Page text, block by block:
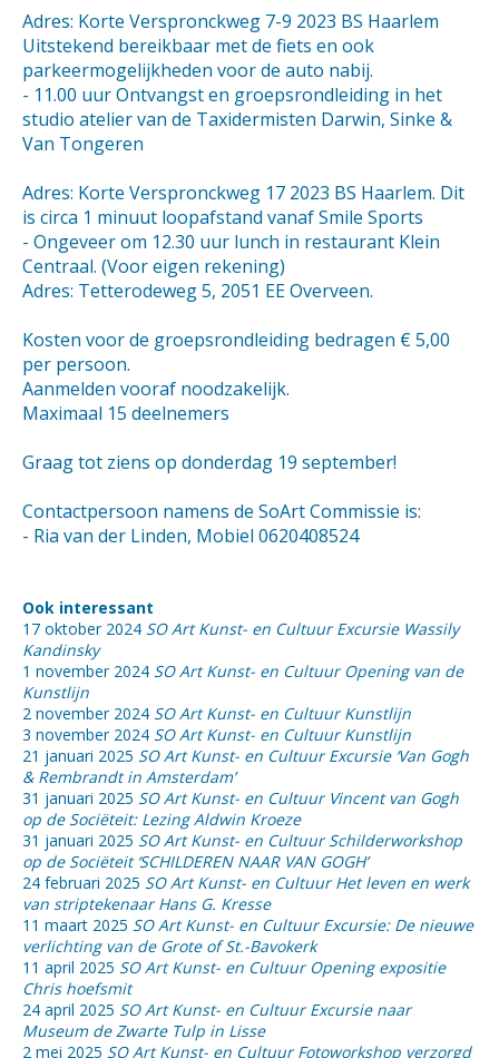
Adres: Korte Verspronckweg 7-9 2023 BS Haarlem
Uitstekend bereikbaar met de fiets en ook
parkeermogelijkheden voor de auto nabij.
- 11.00 uur Ontvangst en groepsrondleiding in het
studio atelier van de Taxidermisten Darwin, Sinke &
Van Tongeren
Adres: Korte Verspronckweg 17 2023 BS Haarlem. Dit
is circa 1 minuut loopafstand vanaf Smile Sports
- Ongeveer om 12.30 uur lunch in restaurant Klein
Centraal. (Voor eigen rekening)
Adres: Tetterodeweg 5, 2051 EE Overveen.
Kosten voor de groepsrondleiding bedragen € 5,00
per persoon.
Aanmelden vooraf noodzakelijk.
Maximaal 15 deelnemers
Graag tot ziens op donderdag 19 september!
Contactpersoon namens de SoArt Commissie is:
- Ria van der Linden, Mobiel 0620408524
Ook interessant
17 oktober 2024 SO Art Kunst- en Cultuur Excursie Wassily
Kandinsky
1 november 2024 SO Art Kunst- en Cultuur Opening van de
Kunstlijn
2 november 2024 SO Art Kunst- en Cultuur Kunstlijn
3 november 2024 SO Art Kunst- en Cultuur Kunstlijn
21 januari 2025 SO Art Kunst- en Cultuur Excursie ‘Van Gogh
& Rembrandt in Amsterdam’
31 januari 2025 SO Art Kunst- en Cultuur Vincent van Gogh
op de Sociëteit: Lezing Aldwin Kroeze
31 januari 2025 SO Art Kunst- en Cultuur Schilderworkshop
op de Sociëteit ‘SCHILDEREN NAAR VAN GOGH’
24 februari 2025 SO Art Kunst- en Cultuur Het leven en werk
van striptekenaar Hans G. Kresse
11 maart 2025 SO Art Kunst- en Cultuur Excursie: De nieuwe
verlichting van de Grote of St.-Bavokerk
11 april 2025 SO Art Kunst- en Cultuur Opening expositie
Chris hoefsmit
24 april 2025 SO Art Kunst- en Cultuur Excursie naar
Museum de Zwarte Tulp in Lisse
2 mei 2025 SO Art Kunst- en Cultuur Fotoworkshop verzorgd